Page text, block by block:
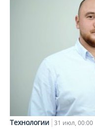
Технологии 31 июл, 00:00